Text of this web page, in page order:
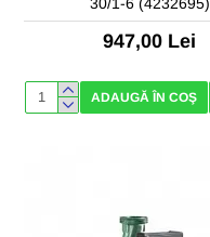
947,00 Lei
ADAUGĂ ÎN COŞ